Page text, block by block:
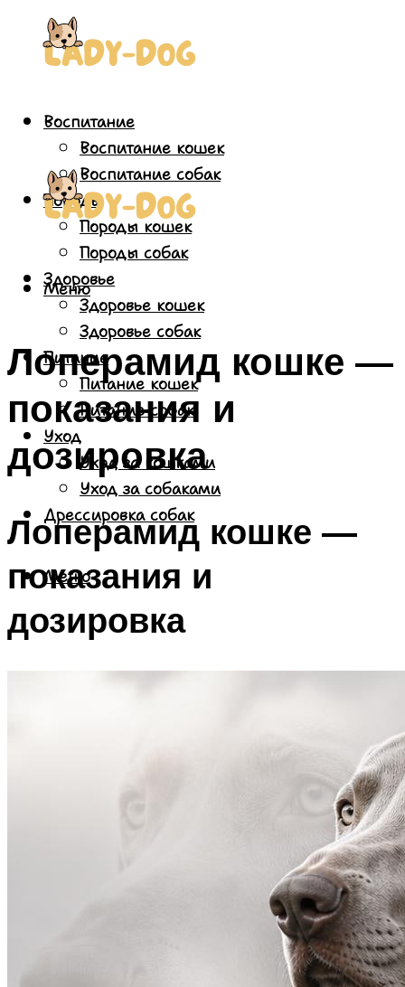
Воспитание
Воспитание кошек
Воспитание собак
Породы
Породы кошек
Породы собак
Здоровье
Здоровье кошек
Здоровье собак
Питание
Питание кошек
Питание собак
Уход
Уход за кошками
Уход за собаками
Дрессировка собак
Меню
Меню
Лоперамид кошке —
показания и
дозировка
Лоперамид кошке —
показания и
дозировка